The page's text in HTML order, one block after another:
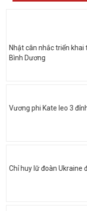
Nhật cân nhắc triển
Bình Dương
Vương phi Kate leo 3
Chỉ huy lữ đoàn Ukraine